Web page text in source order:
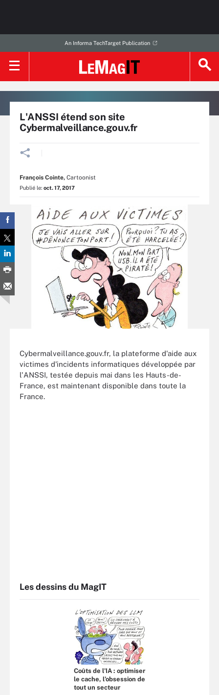
An Informa TechTarget Publication
L'ANSSI étend son site
Cybermalveillance.gouv.fr
François Cointe, Cartoonist
Publié le: oct. 17, 2017
Cybermalveillance.gouv.fr, la plateforme d'aide aux
victimes d'incidents informatiques développée par
l'ANSSI, testée depuis mai dans les Hauts-de-
France, est maintenant disponible dans toute la
France.
Les dessins du MagIT
Coûts de l'IA : optimiser
le cache, l’obsession de
tout un secteur